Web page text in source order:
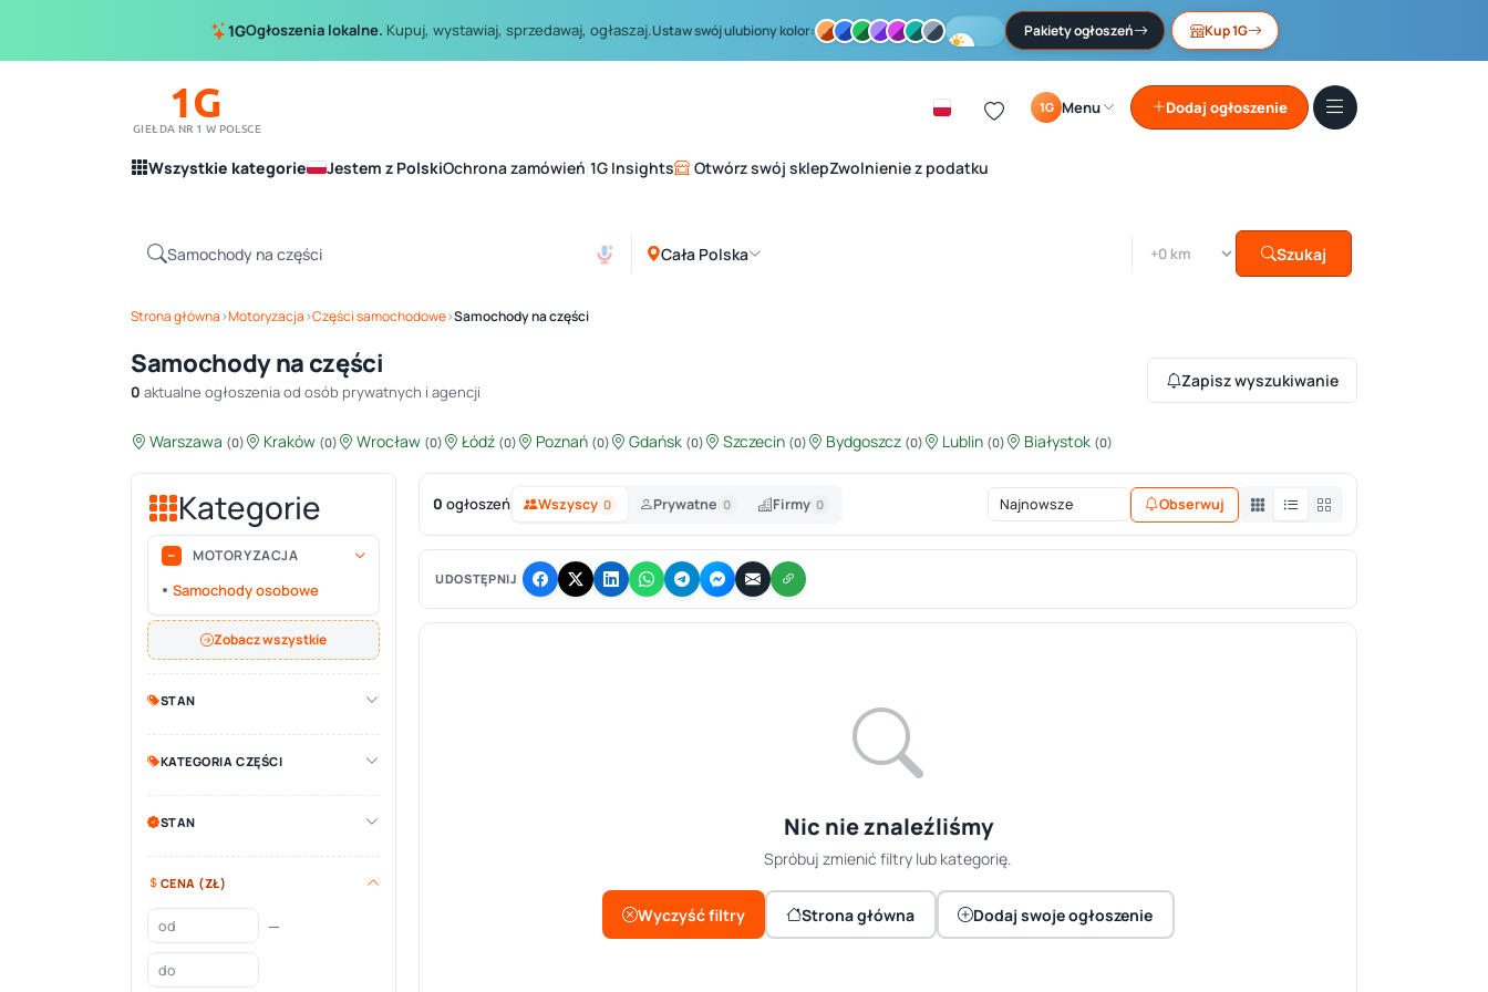
1GOgłoszenia lokalne. Kupuj, wystawiaj, sprzedawaj, ogłaszaj.Ustaw swój ulubiony kolor: Pakiety ogłoszeń Kup 1G
1G
GIEŁDA NR 1 W POLSCE
1G Menu Dodaj ogłoszenie
Wszystkie kategorie Jestem z PolskiOchrona zamówień 1G Insights Otwórz swój sklepZwolnienie z podatku
Cała Polska Szukaj
Strona główna›Motoryzacja›Części samochodowe›Samochody na części
Samochody na części
0 aktualne ogłoszenia od osób prywatnych i agencji
Zapisz wyszukiwanie
Warszawa (0) Kraków (0) Wrocław (0) Łódź (0) Poznań (0) Gdańsk (0) Szczecin (0) Bydgoszcz (0) Lublin (0) Białystok (0)
Kategorie
MOTORYZACJA
Samochody osobowe
Zobacz wszystkie
STAN
KATEGORIA CZĘŚCI
STAN
CENA (ZŁ)
—
0 ogłoszeń Wszyscy 0 Prywatne 0 Firmy 0 Obserwuj
UDOSTĘPNIJ
Nic nie znaleźliśmy
Spróbuj zmienić filtry lub kategorię.
Wyczyść filtry Strona główna Dodaj swoje ogłoszenie